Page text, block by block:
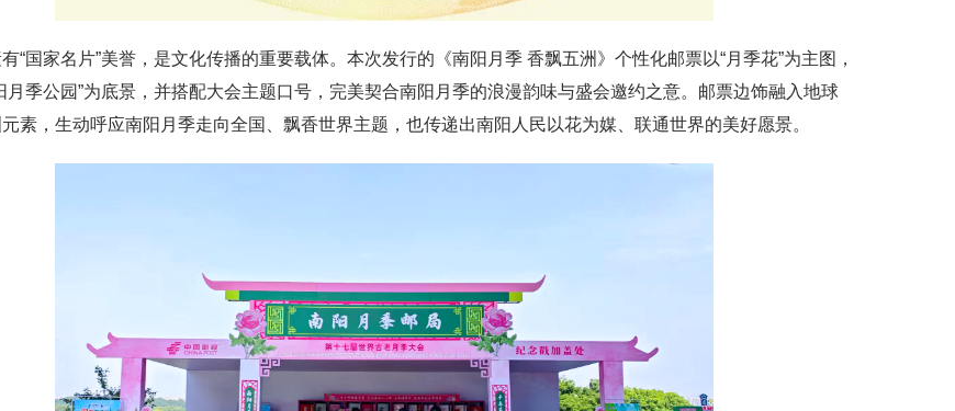
家名片”美誉，是文化传播的重要载体。本次发行的《南阳月季 香飘五洲》个性化邮票以“月季花”为主图，
月季公园”为底景，并搭配大会主题口号，完美契合南阳月季的浪漫韵味与盛会邀约之意。邮票边饰融入地球
素，生动呼应南阳月季走向全国、飘香世界主题，也传递出南阳人民以花为媒、联通世界的美好愿景。